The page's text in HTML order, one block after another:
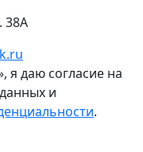
38А
я даю согласие на
и
.